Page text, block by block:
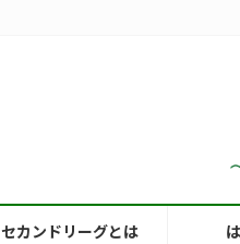
セカンドリーグとは